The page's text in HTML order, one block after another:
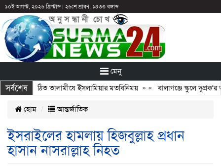
১০ই আগস্ট, ২০২৬ খ্রিস্টাব্দ| ২৬শে শ্রাবণ, ১৪৩৩ বঙ্গাব্দ
মেনু
সর্বশেষনবগঠিত তালামীযে ইসলামিয়ার মতবিনিময়» « বালাগঞ্জে স্কুলে দুপ্রক’র
হোম আন্তর্জাতিক
ইসরাইলের হামলায় হিজবুল্লাহ প্রধান
হাসান নাসরাল্লাহ নিহত